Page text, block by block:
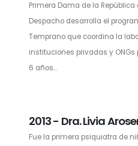
Primera Dama de la
Despacho desarrolla el
Temprano que coordina la
instituciones privadas y
6 años...
2013 - Dra. Livia
Fue la primera psiquiatra de